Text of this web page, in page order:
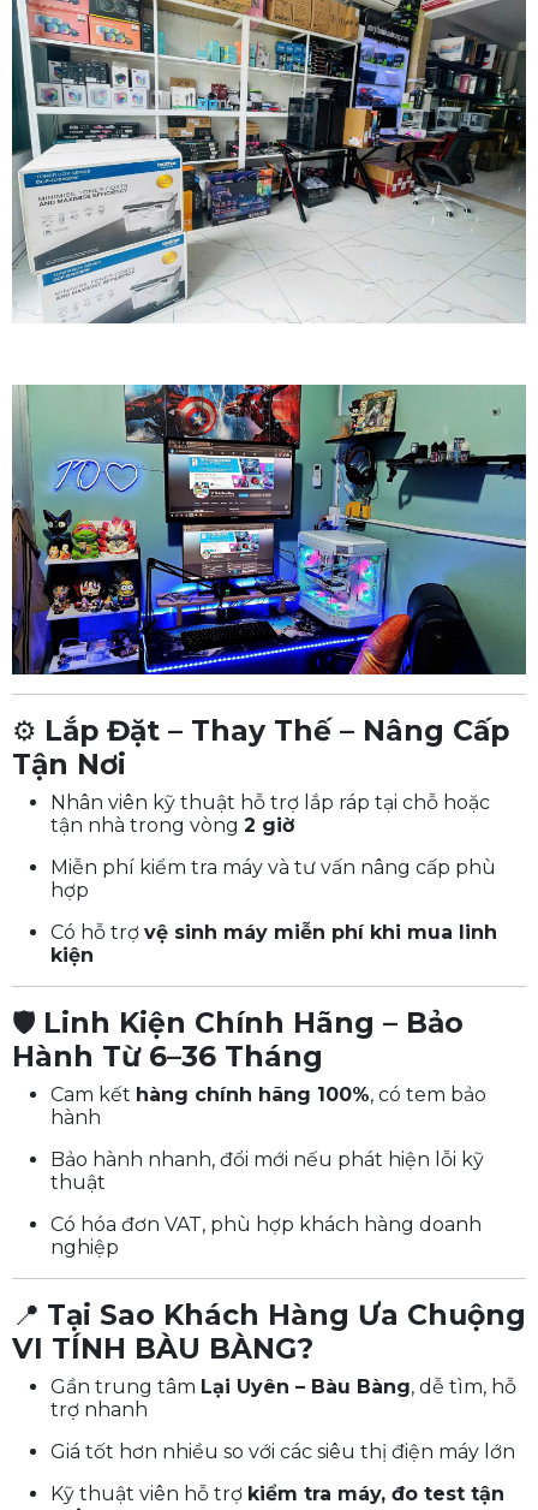
⚙️ Lắp Đặt – Thay Thế – Nâng Cấp
Tận Nơi
Nhân viên kỹ thuật hỗ trợ lắp ráp tại chỗ hoặc
tận nhà trong vòng 2 giờ
Miễn phí kiểm tra máy và tư vấn nâng cấp phù
hợp
Có hỗ trợ vệ sinh máy miễn phí khi mua linh
kiện
🛡️ Linh Kiện Chính Hãng – Bảo
Hành Từ 6–36 Tháng
Cam kết hàng chính hãng 100%, có tem bảo
hành
Bảo hành nhanh, đổi mới nếu phát hiện lỗi kỹ
thuật
Có hóa đơn VAT, phù hợp khách hàng doanh
nghiệp
📍 Tại Sao Khách Hàng Ưa Chuộng
VI TÍNH BÀU BÀNG?
Gần trung tâm Lại Uyên – Bàu Bàng, dễ tìm, hỗ
trợ nhanh
Giá tốt hơn nhiều so với các siêu thị điện máy lớn
Kỹ thuật viên hỗ trợ kiểm tra máy, đo test tận